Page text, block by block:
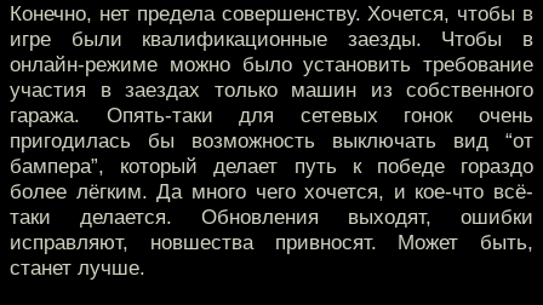
Конечно, нет предела совершенству. Хочется, чтобы в
игре были квалификационные заезды. Чтобы в
онлайн-режиме можно было установить требование
участия в заездах только машин из собственного
гаража. Опять-таки для сетевых гонок очень
пригодилась бы возможность выключать вид “от
бампера”, который делает путь к победе гораздо
более лёгким. Да много чего хочется, и кое-что всё-
таки делается. Обновления выходят, ошибки
исправляют, новшества привносят. Может быть,
станет лучше.